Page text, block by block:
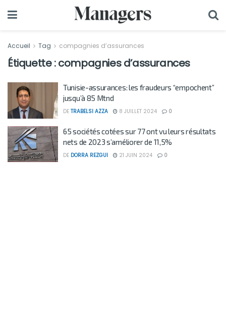
Accueil Tag compagnies d’assurances
Étiquette :compagnies d’assurances
Tunisie-assurances: les fraudeurs “empochent”
jusqu’à 85 Mtnd
DE TRABELSI AZZA 8 JUILLET 2024 0
65 sociétés cotées sur 77 ont vu leurs résultats
nets de 2023 s’améliorer de 11,5%
DE DORRA REZGUI 21 JUIN 2024 0